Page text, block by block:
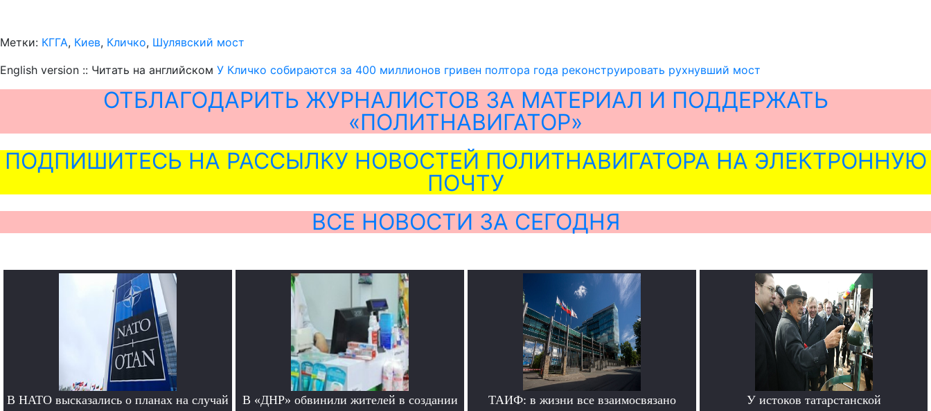
Метки: КГГА, Киев, Кличко, Шулявский мост
English version :: Читать на английском У Кличко собираются за 400 миллионов гривен полтора года реконструировать рухнувший мост
ОТБЛАГОДАРИТЬ ЖУРНАЛИСТОВ ЗА МАТЕРИАЛ И ПОДДЕРЖАТЬ
«ПОЛИТНАВИГАТОР»
ПОДПИШИТЕСЬ НА РАССЫЛКУ НОВОСТЕЙ ПОЛИТНАВИГАТОРА НА ЭЛЕКТРОННУЮ
ПОЧТУ
ВСЕ НОВОСТИ ЗА СЕГОДНЯ
В НАТО высказались о планах на случай
В «ДНР» обвинили жителей в создании
ТАИФ: в жизни все взаимосвязано
У истоков татарстанской